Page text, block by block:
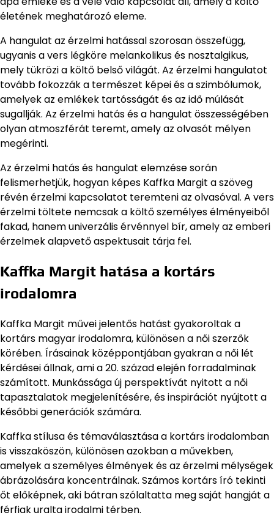
életének meghatározó eleme.
A hangulat az érzelmi hatással szorosan összefügg,
ugyanis a vers légköre melankolikus és nosztalgikus,
mely tükrözi a költő belső világát. Az érzelmi hangulatot
tovább fokozzák a természet képei és a szimbólumok,
amelyek az emlékek tartósságát és az idő múlását
sugallják. Az érzelmi hatás és a hangulat összességében
olyan atmoszférát teremt, amely az olvasót mélyen
megérinti.
Az érzelmi hatás és hangulat elemzése során
felismerhetjük, hogyan képes Kaffka Margit a szöveg
révén érzelmi kapcsolatot teremteni az olvasóval. A vers
érzelmi töltete nemcsak a költő személyes élményeiből
fakad, hanem univerzális érvénnyel bír, amely az emberi
érzelmek alapvető aspektusait tárja fel.
Kaffka Margit hatása a kortárs
irodalomra
Kaffka Margit művei jelentős hatást gyakoroltak a
kortárs magyar irodalomra, különösen a női szerzők
körében. Írásainak középpontjában gyakran a női lét
kérdései állnak, ami a 20. század elején forradalminak
számított. Munkássága új perspektívát nyitott a női
tapasztalatok megjelenítésére, és inspirációt nyújtott a
későbbi generációk számára.
Kaffka stílusa és témaválasztása a kortárs irodalomban
is visszaköszön, különösen azokban a művekben,
amelyek a személyes élmények és az érzelmi mélységek
ábrázolására koncentrálnak. Számos kortárs író tekinti
őt előképnek, aki bátran szólaltatta meg saját hangját a
férfiak uralta irodalmi térben.